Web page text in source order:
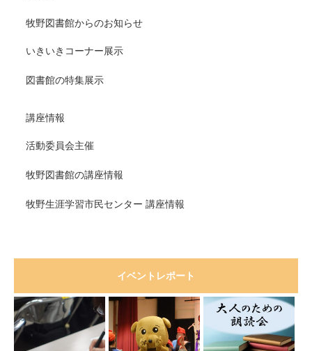
牧野図書館からのお知らせ
いきいきコーナー展示
図書館の特集展示
講座情報
活動委員会主催
牧野図書館の講座情報
牧野生涯学習市民センター 講座情報
イベントレポート